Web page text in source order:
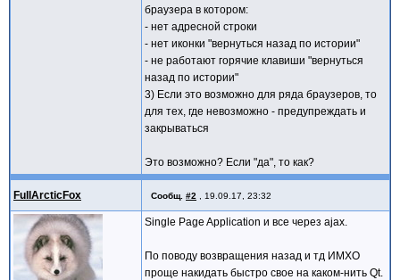
браузера в котором:
- нет адресной строки
- нет иконки "вернуться назад по истории"
- не работают горячие клавиши "вернуться
назад по истории"
3) Если это возможно для ряда браузеров, то
для тех, где невозможно - предупреждать и
закрываться
Это возможно? Если "да", то как?
FullArcticFox Сообщ. #2 19.09.17, 23:32
Single Page Application и все через ajax.
По поводу возвращения назад и тд ИМХО
проще накидать быстро свое на каком-нить Qt.